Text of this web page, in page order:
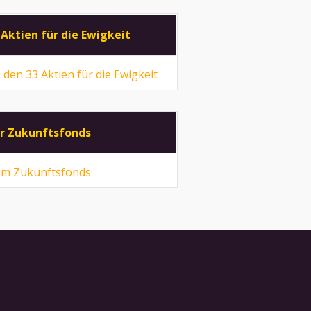
Aktien für die Ewigkeit
den 33 Aktien für die Ewigkeit
Zukunftsfonds
Zukunftsfonds